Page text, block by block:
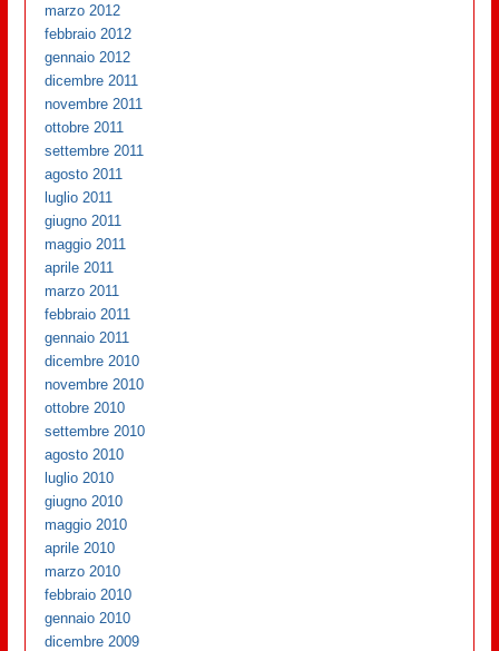
marzo 2012
febbraio 2012
gennaio 2012
dicembre 2011
novembre 2011
ottobre 2011
settembre 2011
agosto 2011
luglio 2011
giugno 2011
maggio 2011
aprile 2011
marzo 2011
febbraio 2011
gennaio 2011
dicembre 2010
novembre 2010
ottobre 2010
settembre 2010
agosto 2010
luglio 2010
giugno 2010
maggio 2010
aprile 2010
marzo 2010
febbraio 2010
gennaio 2010
dicembre 2009